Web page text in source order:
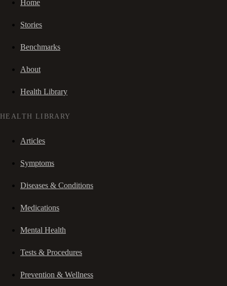
Home
Stories
Benchmarks
About
Health Library
HEALTH LIBRARY
Articles
Symptoms
Diseases & Conditions
Medications
Mental Health
Tests & Procedures
Prevention & Wellness